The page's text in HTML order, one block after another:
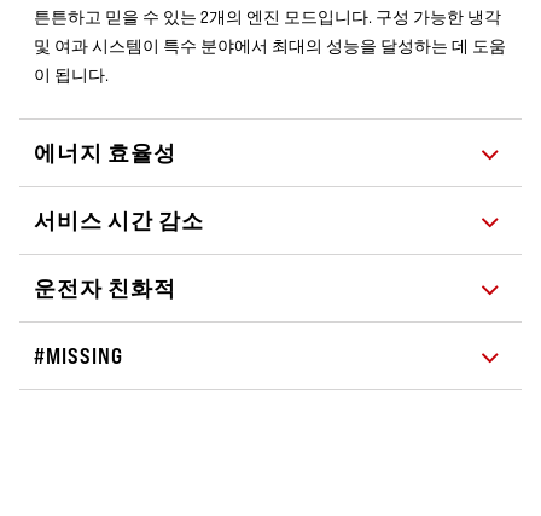
튼튼하고 믿을 수 있는 2개의 엔진 모드입니다. 구성 가능한 냉각
및 여과 시스템이 특수 분야에서 최대의 성능을 달성하는 데 도움
이 됩니다.
에너지 효율성
서비스 시간 감소
운전자 친화적
#MISSING